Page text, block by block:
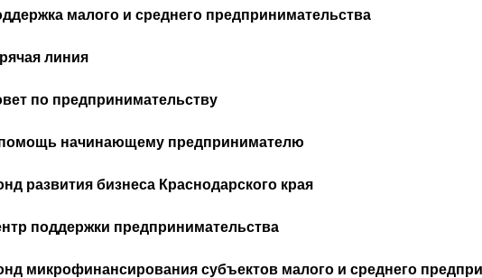
малого и среднего предпринимательства
линия
по предпринимательству
начинающему предпринимателю
развития бизнеса Краснодарского края
поддержки предпринимательства
микрофинансирования субъектов малого и среднего